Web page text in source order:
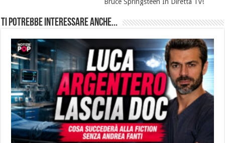
Bruce Springsteen In Diretta Tv!
Ti potrebbe interessare anche...